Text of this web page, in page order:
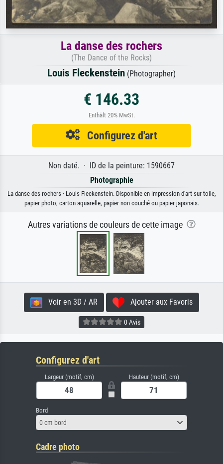
La danse des rochers
(The Dance of the Rocks)
Louis Fleckenstein (Photographer)
€ 146.33
Enthält 20% MwSt.
Configurez d'art
Non daté. · ID de la peinture: 1590667
Photographie
La danse des rochers · Louis Fleckenstein. Disponible en impression d'art sur toile,
papier photo, carton aquarelle, papier non couché ou papier japonais.
Autres variations de couleurs de cette image
Voir en 3D / AR Ajouter aux Favoris
0 Avis
Configurez d'art
Largeur (motif, cm) Hauteur (motif, cm)
Bord
0 cm bord
Cadre photo